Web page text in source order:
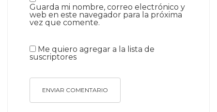
Guarda mi nombre, correo electrónico y
web en este navegador para la próxima
vez que comente.
Me quiero agregar a la lista de
suscriptores
ENVIAR COMENTARIO